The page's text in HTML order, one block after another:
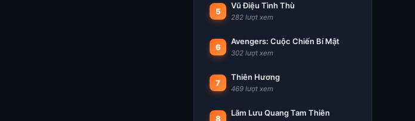
5
Vũ Điệu Tình Thù
282 lượt xem
6
Avengers: Cuộc Chiến Bí Mật
302 lượt xem
7
Thiên Hương
469 lượt xem
8
Lãm Lưu Quang Tam Thiên